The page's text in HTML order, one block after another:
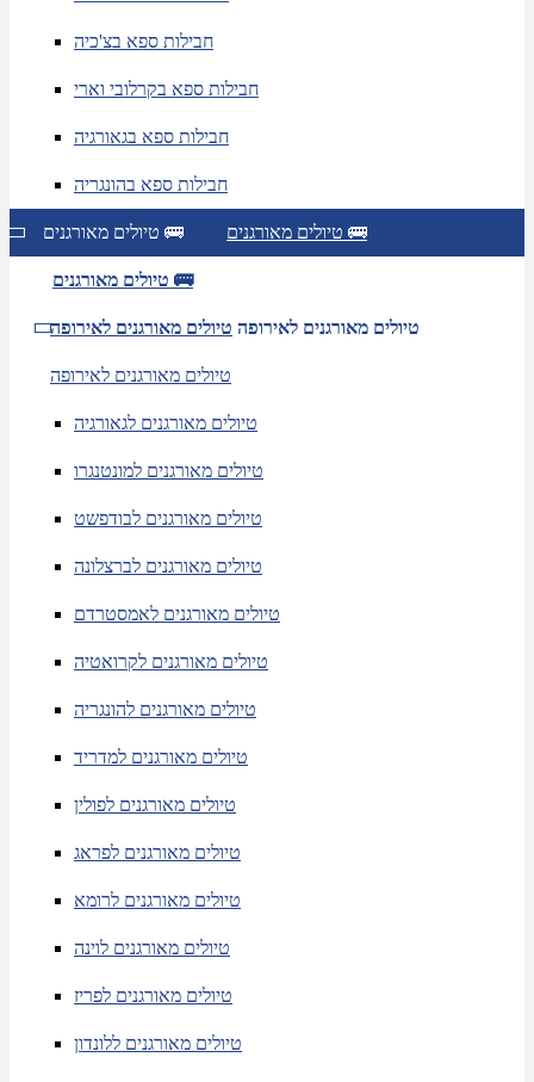
חבילות ספא בצ'כיה
חבילות ספא בקרלובי וארי
חבילות ספא בגאורגיה
חבילות ספא בהונגריה
טיולים מאורגנים 🚌 טיולים מאורגנים 🚌
טיולים מאורגנים 🚌
טיולים מאורגנים לאירופה טיולים מאורגנים לאירופה
טיולים מאורגנים לאירופה
טיולים מאורגנים לגאורגיה
טיולים מאורגנים למונטנגרו
טיולים מאורגנים לבודפשט
טיולים מאורגנים לברצלונה
טיולים מאורגנים לאמסטרדם
טיולים מאורגנים לקרואטיה
טיולים מאורגנים להונגריה
טיולים מאורגנים למדריד
טיולים מאורגנים לפולין
טיולים מאורגנים לפראג
טיולים מאורגנים לרומא
טיולים מאורגנים לוינה
טיולים מאורגנים לפריז
טיולים מאורגנים ללונדון